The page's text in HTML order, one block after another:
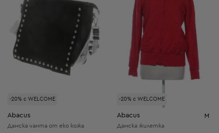
-20% с WELCOME
Abacus
Дамска чанта от еко кожа
-20% с WELCOME
Abacus M
Дамска жилетка